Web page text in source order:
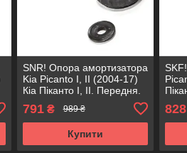
SNR! Опора амортизатора
Kia Picanto I, II (2004-17)
Кіа Піканто I, II. Передня.
KB689.27 , VKDA88511
791₴ 989 ₴
Купити
828